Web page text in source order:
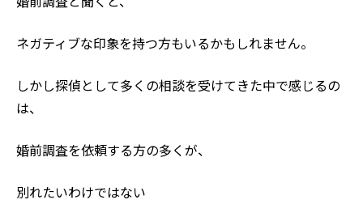
ネガティブな印象を持つ方もいるかもしれません。
しかし探偵として多くの相談を受けてきた中で感じるの
は、
婚前調査を依頼する方の多くが、
別れたいわけではない